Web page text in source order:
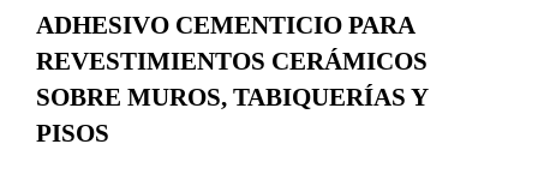
ADHESIVO CEMENTICIO PARA
REVESTIMIENTOS CERÁMICOS
SOBRE MUROS, TABIQUERÍAS Y
PISOS